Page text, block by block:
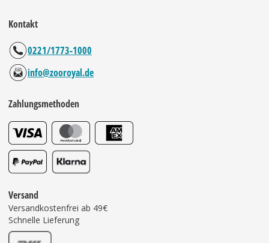
Kontakt
0221/1773-1000
info@zooroyal.de
Zahlungsmethoden
Versand
Versandkostenfrei ab 49€
Schnelle Lieferung